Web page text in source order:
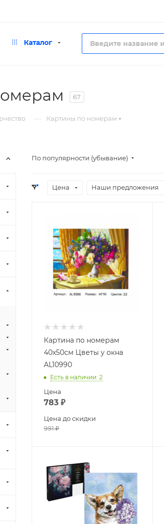
Каталог
67
— Картины по номерам
По популярности (убывание)
Цена Наши предложения
Картина по номерам
40х50см Цветы у окна
AL10990
Есть в наличии: 2
Цена
783 ₽
Цена до скидки
991₽